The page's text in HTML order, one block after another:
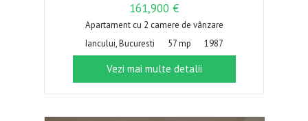
161,900 €
Apartament cu 2 camere de vânzare
Iancului, Bucuresti
57 mp 1987
Vezi mai multe detalii